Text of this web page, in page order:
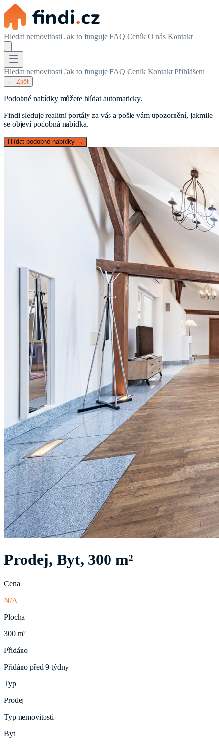
Hledat nemovitosti Jak to funguje FAQ Ceník O nás Kontakt
Hledat nemovitosti Jak to funguje FAQ Ceník Kontakt Přihlášení
← Zpět
Podobné nabídky můžete hlídat automaticky.
Findi sleduje realitní portály za vás a pošle vám upozornění, jakmile
se objeví podobná nabídka.
Hlídat podobné nabídky →
Prodej, Byt, 300 m²
Cena
N/A
Plocha
300 m²
Přidáno
Přidáno před 9 týdny
Typ
Prodej
Typ nemovitosti
Byt